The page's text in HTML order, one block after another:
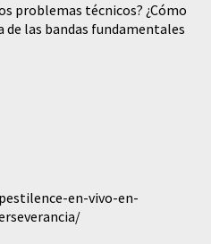
problemas técnicos? ¿Cómo
las bandas fundamentales
en-vivo-en-